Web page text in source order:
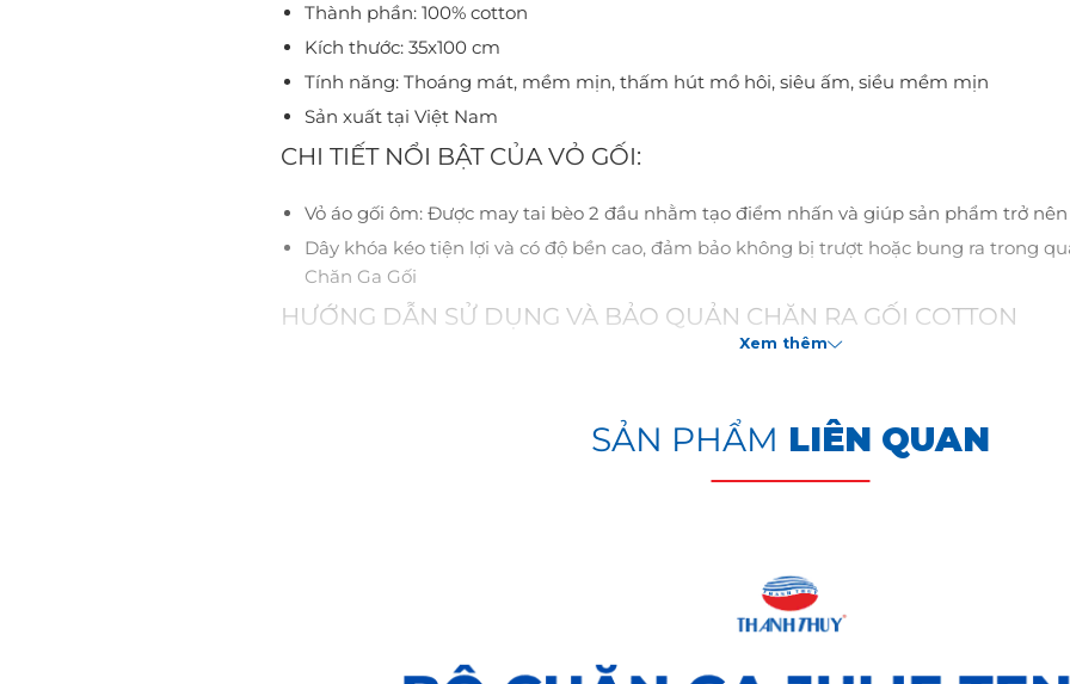
Thành phần: 100% cotton
Kích thước: 35x100 cm
Tính năng: Thoáng mát, mềm mịn, thấm hút mồ hôi, siêu ấm, siều mềm mịn
Sản xuất tại Việt Nam
CHI TIẾT NỔI BẬT CỦA VỎ GỐI:
Vỏ áo gối ôm: Được may tai bèo 2 đầu nhằm tạo điểm nhấn và giúp sản phẩm trở
Dây khóa kéo tiện lợi và có độ bền cao, đảm bảo không bị trượt hoặc bung ra trong
Chăn Ga Gối
HƯỚNG DẪN SỬ DỤNG VÀ BẢO QUẢN CHĂN RA GỐI COTTON
Không sử dụng thuốc tẩy hoặc các loại nước giặt có chứa thành phần thuốc tẩy.
Hình ảnh thật do THANHTHUY chụp, sẽ có sự chênh lệch 3%-5% về màu sắc, ánh sáng
Xem thêm
SẢN PHẨM LIÊN QUAN